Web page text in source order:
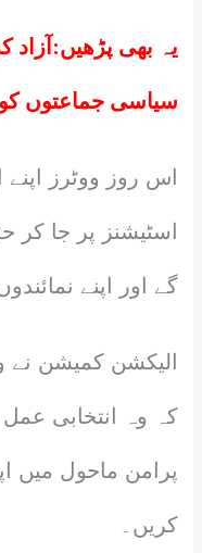
یہ بھی پڑھیں:
سیاسی جماعتوں کو
اس روز ووٹرز اپنے
اسٹیشنز پر جا کر
گے اور اپنے
الیکشن کمیشن نے
کہ وہ انتخابی عمل
پرامن ماحول میں
کریں۔